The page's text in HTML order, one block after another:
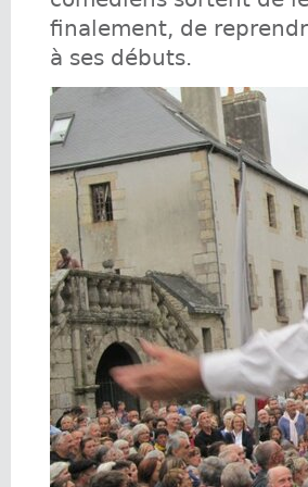
finalement, de
à ses débuts.